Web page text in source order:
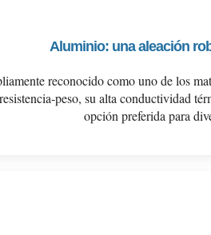
Aluminio: una aleación
reconocido como uno de los
peso, su alta conductividad
opción preferida para